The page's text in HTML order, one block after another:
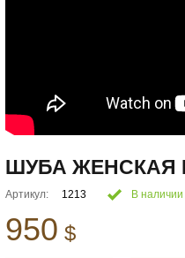
ШУБА ЖЕНСКАЯ
Артикул: 1213 В наличии
950 $